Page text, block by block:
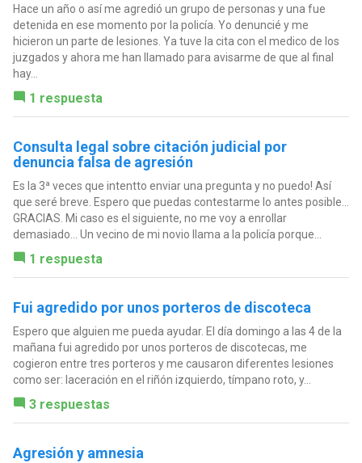
Hace un año o así me agredió un grupo de personas y una fue
detenida en ese momento por la policía. Yo denuncié y me
hicieron un parte de lesiones. Ya tuve la cita con el medico de los
juzgados y ahora me han llamado para avisarme de que al final
hay...
1 respuesta
Consulta legal sobre citación judicial por
denuncia falsa de agresión
Es la 3ª veces que intentto enviar una pregunta y no puedo! Así
que seré breve. Espero que puedas contestarme lo antes posible...
GRACIAS. Mi caso es el siguiente, no me voy a enrollar
demasiado... Un vecino de mi novio llama a la policía porque...
1 respuesta
Fui agredido por unos porteros de discoteca
Espero que alguien me pueda ayudar. El día domingo a las 4 de la
mañana fui agredido por unos porteros de discotecas, me
cogieron entre tres porteros y me causaron diferentes lesiones
como ser: laceración en el riñón izquierdo, tímpano roto, y...
3 respuestas
Agresión y amnesia